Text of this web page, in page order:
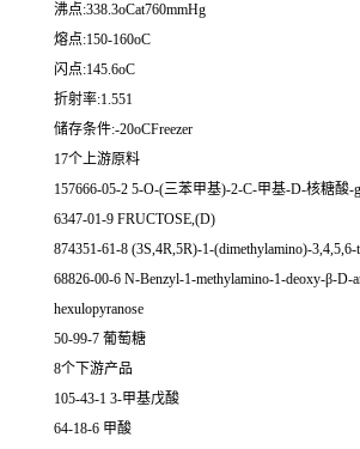
沸点:338.3oCat760mmHg
熔点:150-160oC
闪点:145.6oC
折射率:1.551
储存条件:-20oCFreezer
17个上游原料
157666-05-2 5-O-(三苯甲基)-2-C-甲基-D-核糖酸-
6347-01-9 FRUCTOSE,(D)
874351-61-8 (3S,4R,5R)-1-(dimethylamino)-3,4,5,6-
68826-00-6 N-Benzyl-1-methylamino-1-deoxy-β-D-
hexulopyranose
50-99-7 葡萄糖
8个下游产品
105-43-1 3-甲基戊酸
64-18-6 甲酸